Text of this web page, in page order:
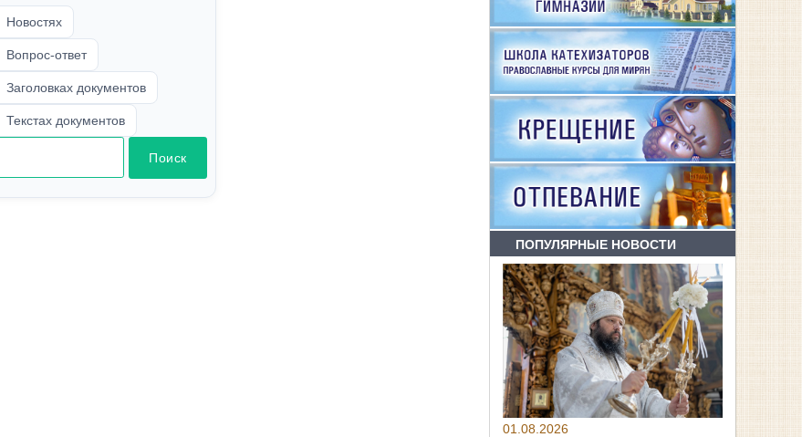
Новостях
Вопрос-ответ
Заголовках документов
Текстах документов
Поиск
ПОПУЛЯРНЫЕ НОВОСТИ
01.08.2026